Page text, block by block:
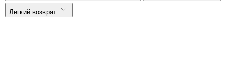
Легкий возврат